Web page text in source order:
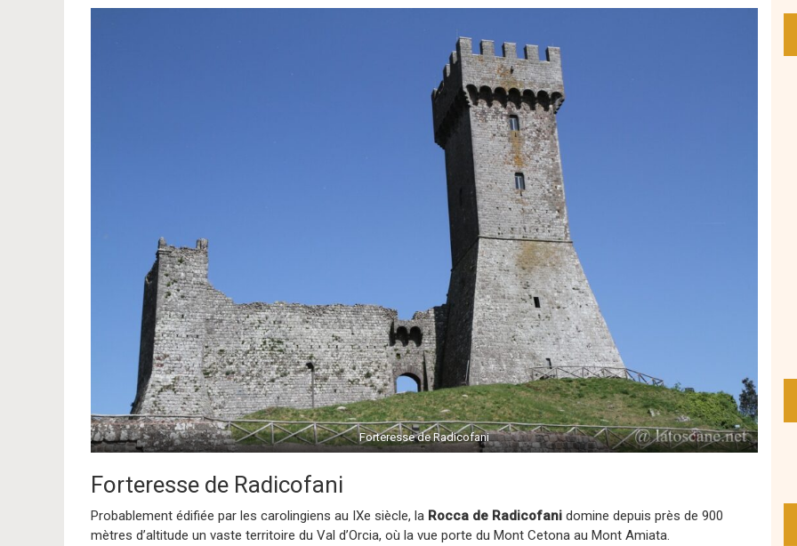
Forteresse de Radicofani
Forteresse de Radicofani
Probablement édifiée par les carolingiens au IXe siècle, la Rocca de Radicofani domine depuis près de 900
mètres d’altitude un vaste territoire du Val d’Orcia, où la vue porte du Mont Cetona au Mont Amiata.